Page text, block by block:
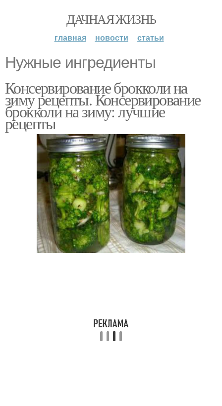
ДАЧНАЯ ЖИЗНЬ
главная новости статьи
Нужные ингредиенты
Консервирование брокколи на
зиму рецепты. Консервирование
брокколи на зиму: лучшие
рецепты